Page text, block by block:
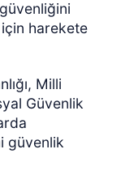
harekete
Milli
Güvenlik
güvenlik